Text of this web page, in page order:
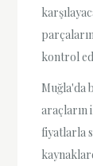
kontrol
Muğla'da
araçların
fiyatlarla